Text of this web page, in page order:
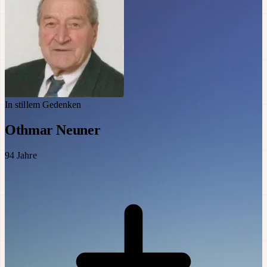
In stillem Gedenken
Othmar Neuner
94 Jahre